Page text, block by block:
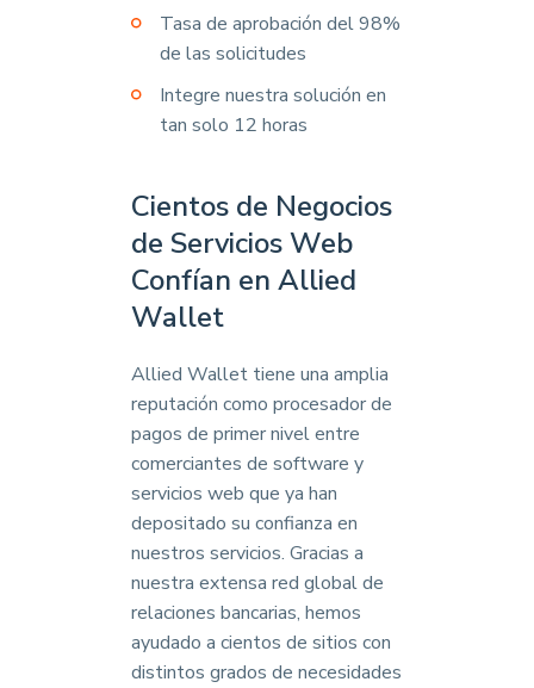
Tasa de aprobación del 98%
de las solicitudes
Integre nuestra solución en
tan solo 12 horas
Cientos de Negocios
de Servicios Web
Confían en Allied
Wallet
Allied Wallet tiene una amplia
reputación como procesador de
pagos de primer nivel entre
comerciantes de software y
servicios web que ya han
depositado su confianza en
nuestros servicios. Gracias a
nuestra extensa red global de
relaciones bancarias, hemos
ayudado a cientos de sitios con
distintos grados de necesidades